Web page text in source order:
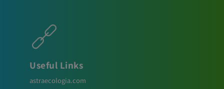
Useful Links
astraecologia.com